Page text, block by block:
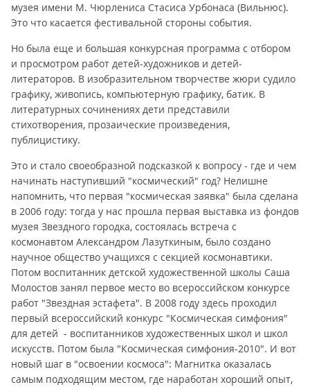
музея имени М. Чюрлениса Стасиса Урбонаса (Вильнюс).
Это что касается фестивальной стороны события.
Но была еще и большая конкурсная программа с отбором
и просмотром работ детей-художников и детей-
литераторов. В изобразительном творчестве жюри судило
графику, живопись, компьютерную графику, батик. В
литературных сочинениях дети представили
стихотворения, прозаические произведения,
публицистику.
Это и стало своеобразной подсказкой к вопросу - где и чем
начинать наступивший "космический" год? Нелишне
напомнить, что первая "космическая заявка" была сделана
в 2006 году: тогда у нас прошла первая выставка из фондов
музея Звездного городка, состоялась встреча с
космонавтом Александром Лазуткиным, было создано
научное общество учащихся с секцией космонавтики.
Потом воспитанник детской художественной школы Саша
Молостов занял первое место во всероссийском конкурсе
работ "Звездная эстафета". В 2008 году здесь проходил
первый всероссийский конкурс "Космическая симфония"
для детей - воспитанников художественных школ и школ
искусств. Потом была "Космическая симфония-2010". И вот
новый шаг в "освоении космоса": Магнитка оказалась
самым подходящим местом, где наработан хороший опыт,